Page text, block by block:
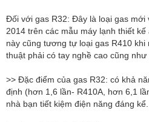
Đối với gas R32: Đây là loại gas
2014 trên các mẫu máy lạnh thiết
này cũng tương tự loại gas R410
thuật phải có tay nghề cao cũng như
>> Đặc điểm của gas R32: có khả
định (hơn 1,6 lần- R410A, hơn 6,1
nhà bạn tiết kiệm điện năng đáng kể.